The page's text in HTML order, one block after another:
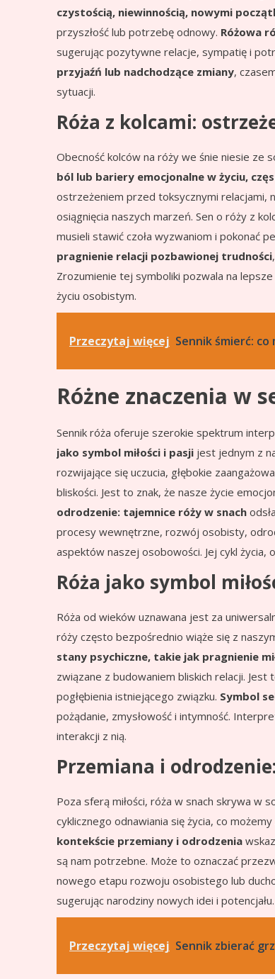
czystością, niewinnością, nowymi
przyszłość lub potrzebę odnowy. Różowa
sugerując pozytywne relacje, sympatię i
przyjaźń lub nadchodzące zmiany,
sytuacji.
Róża z kolcami:
Obecność kolców na róży we śnie niesie ze
ból lub bariery emocjonalne w życiu,
ostrzeżeniem przed toksycznymi
osiągnięcia naszych marzeń. Sen o róży z
musieli stawić czoła wyzwaniom i pokonać
pragnienie relacji pozbawionej trudności
Zrozumienie tej symboliki pozwala na
życiu osobistym.
Przeczytaj więcej Sennik śmierć:
Różne znaczenia w
Sennik róża oferuje szerokie spektrum
jako symbol miłości i pasji jest jednym z
rozwijające się uczucia, głębokie
bliskości. Jest to znak, że nasze życie
odrodzenie: tajemnice róży w snach
procesy wewnętrzne, rozwój osobisty,
aspektów naszej osobowości. Jej cykl
Róża jako symbol
Róża od wieków uznawana jest za
róży często bezpośrednio wiąże się z
stany psychiczne, takie jak pragnienie
związane z budowaniem bliskich relacji.
pogłębienia istniejącego związku. Symbol
pożądanie, zmysłowość i intymność.
interakcji z nią.
Przemiana i
Poza sferą miłości, róża w snach skrywa w
cyklicznego odnawiania się życia, co
kontekście przemiany i odrodzenia
są nam potrzebne. Może to oznaczać
nowego etapu rozwoju osobistego lub
sugerując narodziny nowych idei i potencjału.
Przeczytaj więcej Sennik zbierać